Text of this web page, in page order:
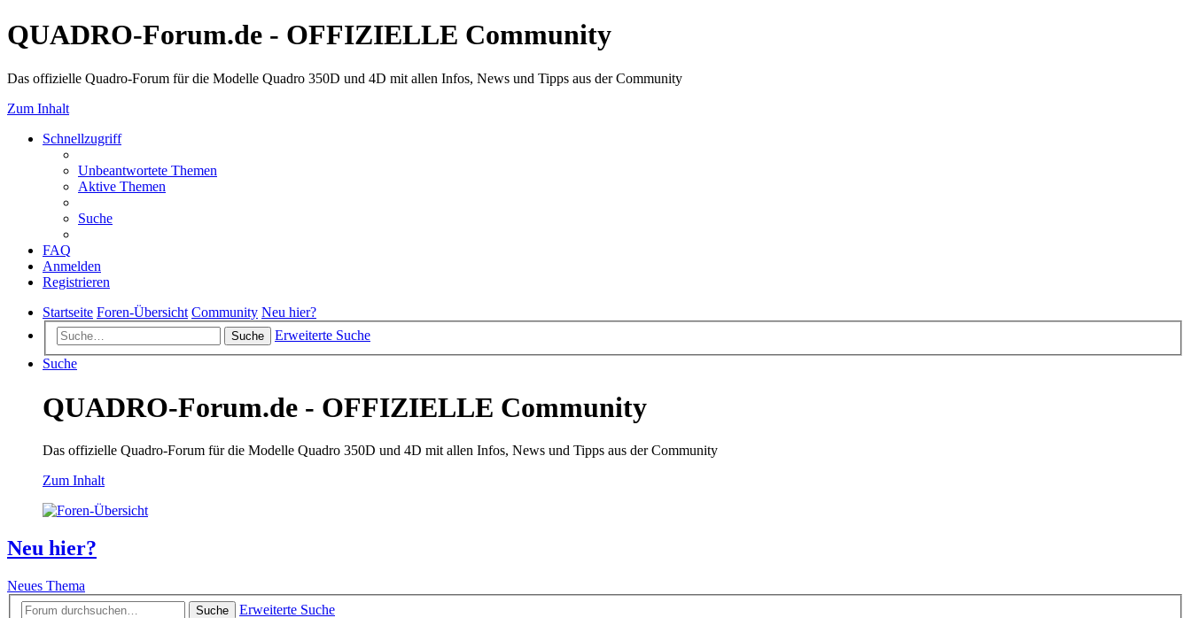
QUADRO-Forum.de - OFFIZIELLE Community
Das offizielle Quadro-Forum für die Modelle Quadro 350D und 4D mit allen Infos, News und Tipps aus der Community
Zum Inhalt
Schnellzugriff
Unbeantwortete Themen
Aktive Themen
Suche
FAQ
Anmelden
Registrieren
Startseite Foren-Übersicht Community Neu hier?
Suche
Erweiterte Suche
Suche
QUADRO-Forum.de - OFFIZIELLE Community
Das offizielle Quadro-Forum für die Modelle Quadro 350D und 4D mit allen Infos, News und Tipps aus der Community
Zum Inhalt
Neu hier?
Neues Thema
Suche
Erweiterte Suche